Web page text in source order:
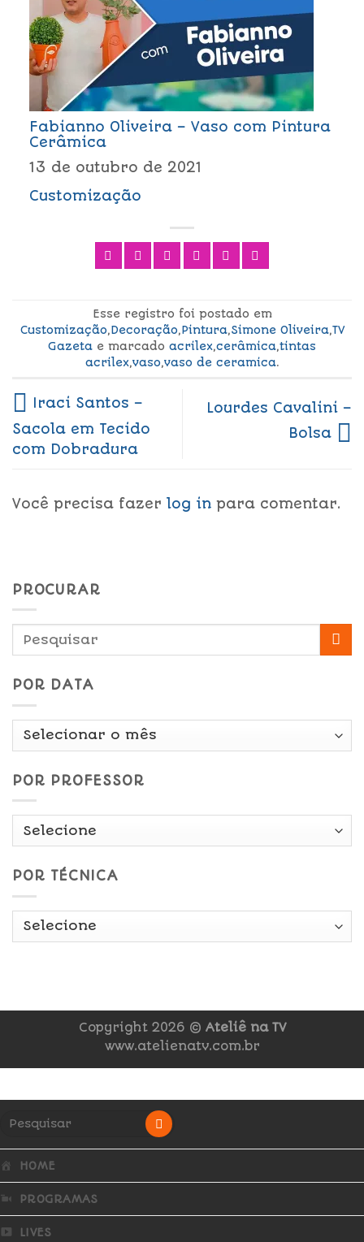
Fabianno Oliveira – Vaso com Pintura
Cerâmica
13 de outubro de 2021
Customização
Esse registro foi postado em
Customização,Decoração,Pintura,Simone Oliveira,TV
Gazeta e marcado acrilex,cerâmica,tintas
acrilex,vaso,vaso de ceramica.
Iraci Santos –
Sacola em Tecido
com Dobradura
Lourdes Cavalini –
Bolsa
Você precisa fazer log in para comentar.
PROCURAR
POR DATA
Por
POR PROFESSOR
POR TÉCNICA
Copyright 2026 © Ateliê na TV
www.atelienatv.com.br
HOME
PROGRAMAS
LIVES